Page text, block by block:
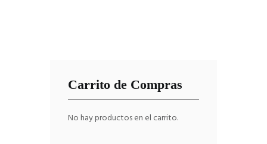
Carrito de Compras
No hay productos en el carrito.